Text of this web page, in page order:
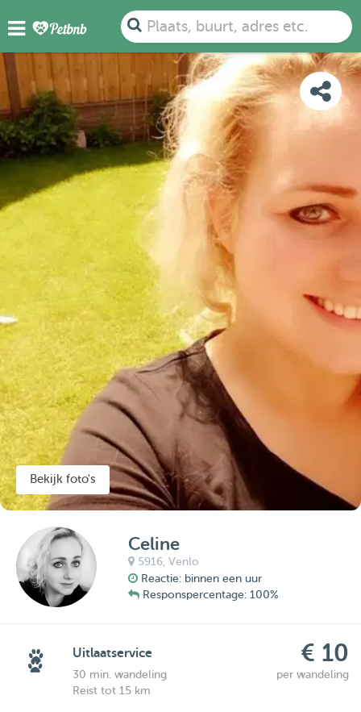
Plaats, buurt, adres etc.
FOTO'S DETAILS BESCHIKBAARHEID
KAART
Bekijk foto's
Celine
5916,Venlo
Reactie: binnen een uur
Responspercentage: 100%
Uitlaatservice € 10
30 min. wandeling
per wandeling
Reist tot 15 km